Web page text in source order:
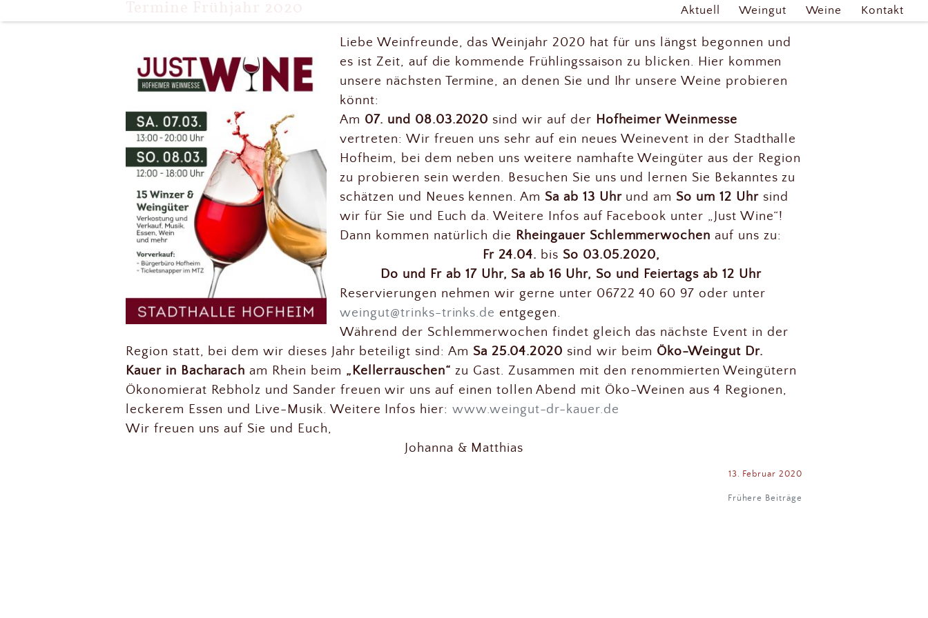
Kontakt
Weine
Weingut
Aktuell
Liebe Weinfreunde, das Weinjahr 2020 hat für uns längst begonnen und
es ist Zeit, auf die kommende Frühlingssaison zu blicken. Hier kommen
unsere nächsten Termine, an denen Sie und Ihr unsere Weine probieren
könnt:
Am 07. und 08.03.2020 sind wir auf der Hofheimer Weinmesse
vertreten: Wir freuen uns sehr auf ein neues Weinevent in der Stadthalle
Hofheim, bei dem neben uns weitere namhafte Weingüter aus der Region
zu probieren sein werden. Besuchen Sie uns und lernen Sie Bekanntes zu
schätzen und Neues kennen. Am Sa ab 13 Uhrund am So um 12 Uhrsind
wir für Sie und Euch da. Weitere Infos auf Facebook unter „Just Wine“!
Dann kommen natürlich die Rheingauer Schlemmerwochen auf uns zu:
Fr 24.04. bis So 03.05.2020,
Do und Fr ab 17 Uhr, Sa ab 16 Uhr, So und Feiertags ab 12 Uhr
Reservierungen nehmen wir gerne unter 06722 40 60 97 oder unter
weingut@trinks-trinks.de entgegen.
Während der Schlemmerwochen findet gleich das nächste Event in der
Region statt, bei dem wir dieses Jahr beteiligt sind: Am Sa 25.04.2020 sind wir beim Öko-Weingut Dr.
Kauer in Bacharach am Rhein beim „Kellerrauschen“ zu Gast. Zusammen mit den renommierten Weingütern
Ökonomierat Rebholz und Sander freuen wir uns auf einen tollen Abend mit Öko-Weinen aus 4 Regionen,
leckerem Essen und Live-Musik. Weitere Infos hier: www.weingut-dr-kauer.de
Wir freuen uns auf Sie und Euch,
Johanna & Matthias
13. Februar 2020
Frühere Beiträge